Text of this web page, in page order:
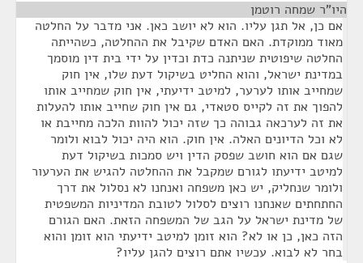
היו"ר שמחה רוטמן
אם כן, אל תגן עליו. הוא לא יושב כאן. אני מדבר על החלטה
מאוד ממוקדת. האם האדם שקיבל את ההחלטה, כשהייתה
החלטה שיפוטית שניתנה כדת וכדין על ידי בית דין מוסמך
במדינת ישראל, והוא החליט בשיקול דעת שלו, אין חוק
שמחייב אותו לערער, למיטב ידיעתי, אין חוק שמחייב אותו
להפוך את זה לקייס סטאדי, גם אין חוק שחייב אותו להעלות
את זה לערכאה גבוהה כך שזה יכול להוות הלכה מחייבת או
לא וכל הדיונים האלה. אין חוק. הוא היה יכול לבוא ולומר
שגם אם הוא חושב שפסק הדין ויש סמכות בשיקול דעת
למיטב ידיעתו לגורם שמקבל את ההחלטה להגיש את הערעור
ולומר שנחליק, יש כאן משפחה ואנחנו לא נסלול את דרך
החתחתים שאנחנו רוצים לסלול לטובת המדיניות המשפטית
של מדינת ישראל על הגב של המשפחה הזאת. האם הגורם
הזה כאן, כן או לא? הוא זומן למיטב ידיעתי הוא זומן והוא
בחר לא לבוא. עכשיו אתם רוצים להגן עליו?